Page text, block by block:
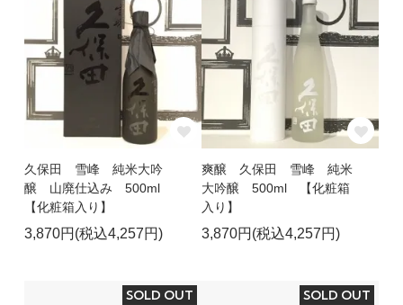
久保田 雪峰 純米大吟
醸 山廃仕込み 500ml
【化粧箱入り】
3,870円(税込4,257円)
爽醸 久保田 雪峰 純米
大吟醸 500ml 【化粧箱
入り】
3,870円(税込4,257円)
SOLD OUT SOLD OUT